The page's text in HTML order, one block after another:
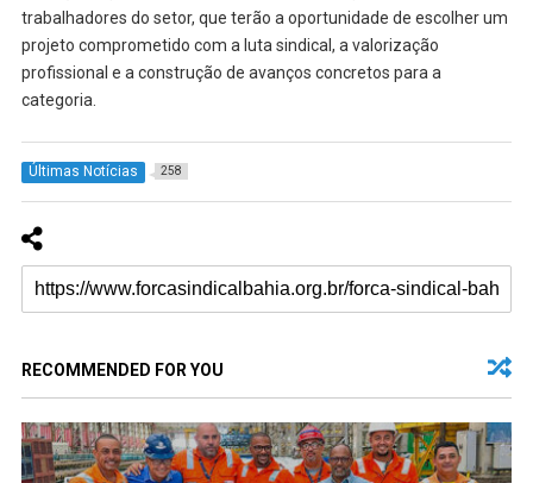
trabalhadores do setor, que terão a oportunidade de escolher um
projeto comprometido com a luta sindical, a valorização
profissional e a construção de avanços concretos para a
categoria.
Últimas Notícias 258
RECOMMENDED FOR YOU